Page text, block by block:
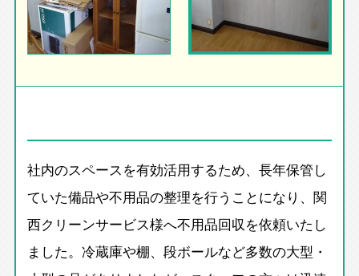
社内のスペースを有効活用するため、長年保管し
ていた備品や不用品の整理を行うことになり、関
西クリーンサービス様へ不用品回収を依頼いたし
ました。冷蔵庫や棚、段ボールなど多数の大型・